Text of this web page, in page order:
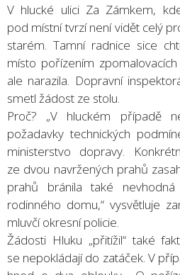
V hlucké ulici Za Zámkem,
pod místní tvrzí není vidět celý
starém. Tamní radnice sice
místo pořízením
ale narazila. Dopravní
smetl žádost ze stolu.
Proč? „V hluckém případě
požadavky technických
ministerstvo dopravy.
ze dvou navržených prahů
prahů bránila také
rodinného domu,“ vysvětluje
mluvčí okresní policie.
Žádosti Hluku „přitížil“ také
se nepokládají do zatáček. V